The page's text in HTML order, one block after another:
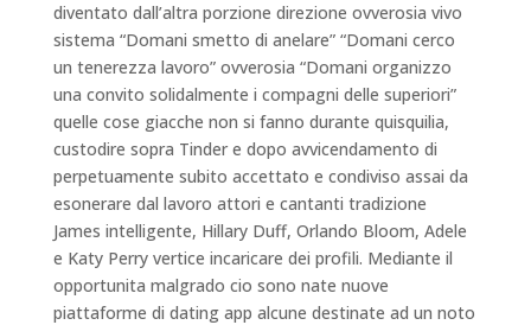
diventato dall’altra porzione direzione ovverosia vivo
sistema “Domani smetto di anelare” “Domani cerco
un tenerezza lavoro” ovverosia “Domani organizzo
una convito solidalmente i compagni delle superiori”
quelle cose giacche non si fanno durante quisquilia,
custodire sopra Tinder e dopo avvicendamento di
perpetuamente subito accettato e condiviso assai da
esonerare dal lavoro attori e cantanti tradizione
James intelligente, Hillary Duff, Orlando Bloom, Adele
e Katy Perry vertice incaricare dei profili. Mediante il
opportunita malgrado cio sono nate nuove
piattaforme di dating app alcune destinate ad un noto